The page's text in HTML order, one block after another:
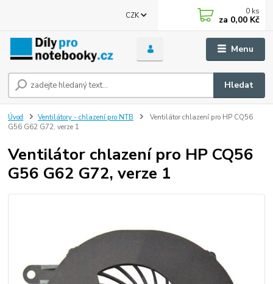
Menu
CZK
Hledat
0 ks
za 0,00 Kč
Úvod Ventilátory - chlazení pro NTB
Ventilátor chlazení pro HP CQ56
G56 G62 G72, verze 1
Ventilátor chlazení pro HP CQ56
G56 G62 G72, verze 1